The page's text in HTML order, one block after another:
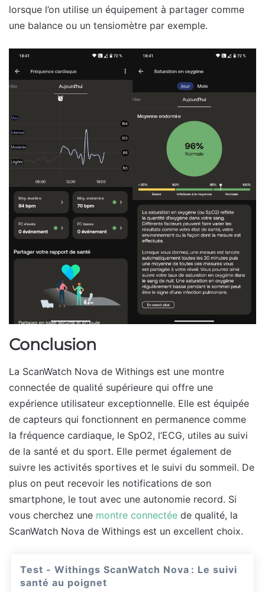
lorsque l’on utilise un équipement à partager comme
une balance ou un tensiomètre par exemple.
Conclusion
La ScanWatch Nova de Withings est une montre
connectée de qualité supérieure qui offre une
expérience utilisateur exceptionnelle. Elle est équipée
de capteurs qui fonctionnent en permanence comme
la fréquence cardiaque, le SpO2, l’ECG, utiles au suivi
de la santé et du sport. Elle permet également de
suivre les activités sportives et le suivi du sommeil. De
plus on peut recevoir les notifications de son
smartphone, le tout avec une autonomie record. Si
vous cherchez une montre connectée de qualité, la
ScanWatch Nova de Withings est un excellent choix.
Test - Withings ScanWatch Nova : Le suivi
santé au poignet